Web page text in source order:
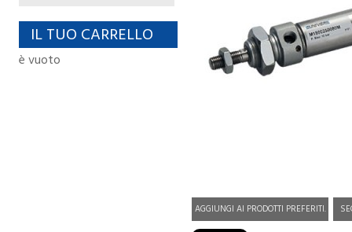
IL TUO CARRELLO
è vuoto
AGGIUNGI AI PRODOTTI PREFERITI.